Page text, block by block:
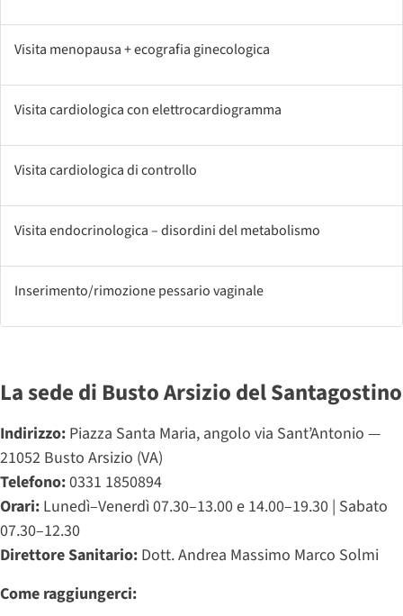
Visita menopausa + ecografia ginecologica
Visita cardiologica con elettrocardiogramma
Visita cardiologica di controllo
Visita endocrinologica – disordini del metabolismo
Inserimento/rimozione pessario vaginale
La sede di Busto Arsizio del Santagostino
Indirizzo: Piazza Santa Maria, angolo via Sant’Antonio —
21052 Busto Arsizio (VA)
Telefono:0331 1850894
Orari: Lunedì–Venerdì 07.30–13.00 e 14.00–19.30 | Sabato
07.30–12.30
Direttore Sanitario: Dott. Andrea Massimo Marco Solmi
Come raggiungerci: